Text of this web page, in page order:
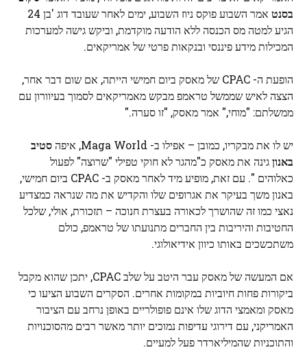
בסנט
אמר השבוע פוקס ניוז השבוע, ימים לאחר שעובד דוג 'בן 24
הגיע למטה מס הכנסה ללא הודעה מוקדמת, וביקש גישה למערכות
המכילות מידע פיננסי ובנקאות פרטי של אמריקאים.
הופעת ה- CPAC של מאסק ביום חמישי הייתה, אם שום דבר אחר,
הצצה לאיש שממשל טראמפ מבקש מאמריקאים לסמוך בעיוורון עם
ממשלתם: "מוחי," אמר מאסק, "זו סערה."
יש לו את מבקריו, כמובן – אפילו ב- Maga World, איפה
סטיב
באנוןגינה את מאסק כ"מהגר לא חוקי טפילי "שרוצה" לפעול
כאלוהים ". עם זאת, מופיע מיד לאחר מאסק ב- CPAC ביום חמישי,
באנון משך בעיקר את אגרופים שלו והקדיש את מה שנראה כמצדיע
נאצי כמו זה שהושרך לכאורה בעצרת חנוכה – תזכורת, אולי, שלכל
החטיבות והיריבות בין החברים מתנועתו של טראמפ, כולם
משתכשכים באותו כיוון אידיאולוגי.
אם המעשה של מאסק עבר היטב על שלב CPAC, יתכן שהוא מקבל
ביקורות פחות חיוביות במקומות אחרים. הסקרים השבוע הציעו כי
מאסק ומאמצי הדוג שלו אינם פופולריים באופן נרחב עם הציבור
האמריקני, עם דירוגי עדיפות נמוכים יותר מאשר רבים מהסוכנויות
והתוכניות שהמיליארדר פעל למעיים.